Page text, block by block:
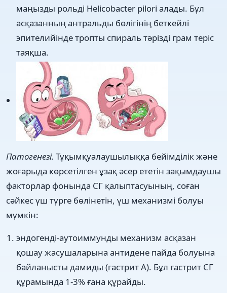
маңызды рольді Helicobacter pilori алады. Бұл
асқазанның антральды бөлігінің беткейлі
эпителийінде тропты спираль тәрізді грам теріс
таяқша.
Патогенезі. Тұқымқуалаушылыққа бейімділік және
жоғарыда көрсетілген ұзақ әсер ететін зақымдаушы
факторлар фонында СГ қалыптасуының, соған
сәйкес үш түрге бөлінетін, үш механизмі болуы
мүмкін:
эндогенді-аутоиммунды механизм асқазан
қошау жасушаларына антидене пайда болуына
байланысты дамиды (гастрит А). Бұл гастрит СГ
құрамында 1-3% ғана құрайды.